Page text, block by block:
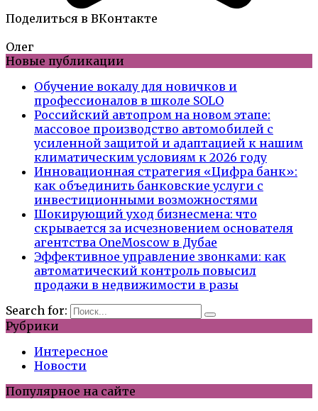
Поделиться в ВКонтакте
Олег
Новые публикации
Обучение вокалу для новичков и
профессионалов в школе SOLO
Российский автопром на новом этапе:
массовое производство автомобилей с
усиленной защитой и адаптацией к нашим
климатическим условиям к 2026 году
Инновационная стратегия «Цифра банк»:
как объединить банковские услуги с
инвестиционными возможностями
Шокирующий уход бизнесмена: что
скрывается за исчезновением основателя
агентства OneMoscow в Дубае
Эффективное управление звонками: как
автоматический контроль повысил
продажи в недвижимости в разы
Search for:
Рубрики
Интересное
Новости
Популярное на сайте